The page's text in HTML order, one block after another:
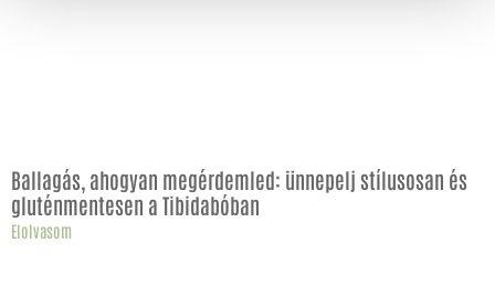
Ballagás, ahogyan megérdemled: ünnepelj stílusosan és
gluténmentesen a Tibidabóban
Elolvasom